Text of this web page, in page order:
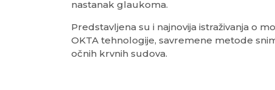
nastanak glaukoma.
Predstavljena su i najnovija istraživanja o
OKTA tehnologije, savremene metode
očnih krvnih sudova.